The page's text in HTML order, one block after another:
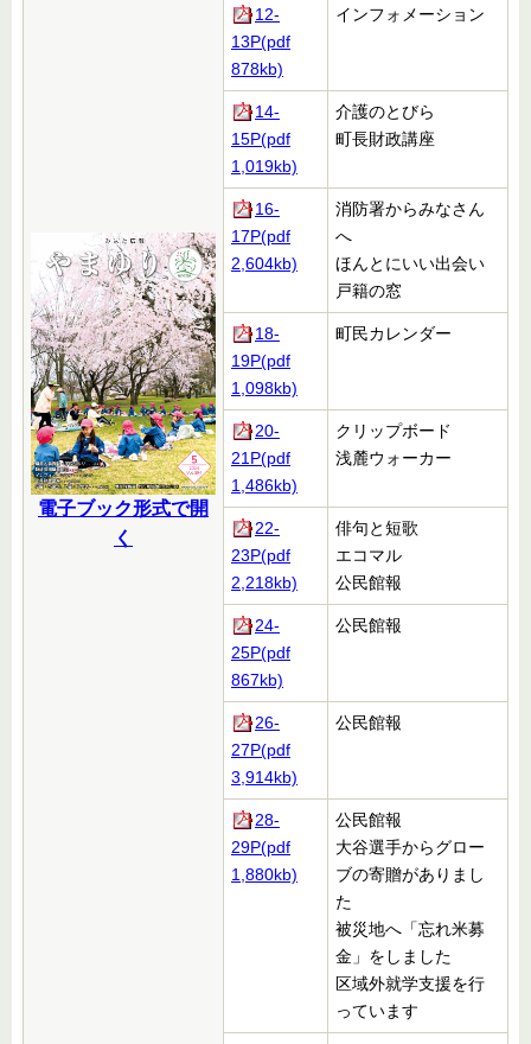
電子ブック形式で開
く
12-
13P(pdf
878kb)
インフォメーション
14-
15P(pdf
1,019kb)
介護のとびら
町長財政講座
16-
17P(pdf
2,604kb)
消防署からみなさん
へ
ほんとにいい出会い
戸籍の窓
18-
19P(pdf
1,098kb)
町民カレンダー
20-
21P(pdf
1,486kb)
クリップボード
浅麓ウォーカー
22-
23P(pdf
2,218kb)
俳句と短歌
エコマル
公民館報
24-
25P(pdf
867kb)
公民館報
26-
27P(pdf
3,914kb)
公民館報
28-
29P(pdf
1,880kb)
公民館報
大谷選手からグロー
ブの寄贈がありまし
た
被災地へ「忘れ米募
金」をしました
区域外就学支援を行
っています